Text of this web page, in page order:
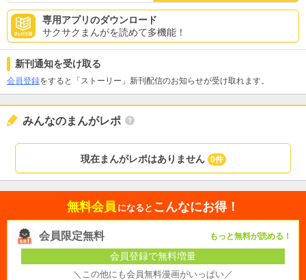
専用アプリのダウンロード
サクサクまんがを読めて多機能！
新刊通知を受け取る
会員登録をすると「ストーリー」新刊配信のお知らせが受け取れます。
みんなのまんがレポ
現在まんがレポはありません 0件
無料会員 になると こんなにお得！
会員限定無料 もっと無料が読める！
会員登録で無料増量
＼この他にも会員無料漫画がいっぱい／